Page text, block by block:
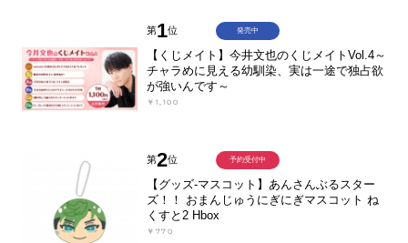
第1位
【くじメイト】今井文也のくじメイトVol.4～
チャラめに見える幼馴染、実は一途で独占欲
が強いんです～
￥1,100
発売中
第2位
【グッズ-マスコット】あんさんぶるスター
ズ！！ おまんじゅうにぎにぎマスコット ね
くすと2 Hbox
￥770
予約受付中